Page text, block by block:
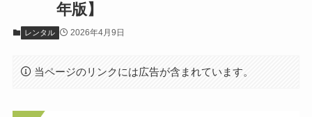
年版】
レンタル 2026年4月9日
当ページのリンクには広告が含まれています。